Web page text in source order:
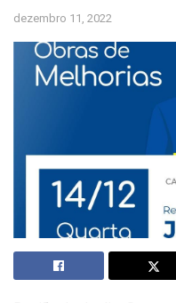
dezembro 11, 2022